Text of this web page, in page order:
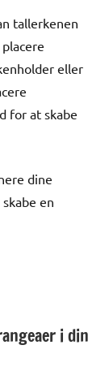
tallerkenen
eller
for at skabe
dine
en
i din